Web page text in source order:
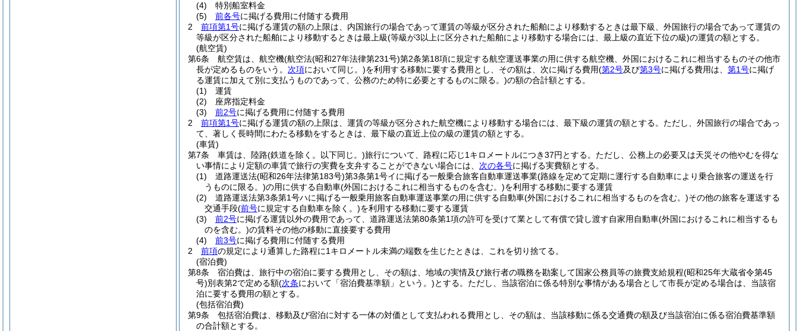
(4)
特別船室料金
(5)
前各号に掲げる費用に付随する費用
2
前項第1号に掲げる運賃の額の上限は、内国旅行の場合であって運賃の等級が区分された船舶により移動するときは最下級、外国旅行の場合であって運賃の
等級が区分された船舶により移動するときは最上級(等級が3以上に区分された船舶により移動する場合には、最上級の直近下位の級)の運賃の額とする。
(航空賃)
第6条
航空賃は、航空機(航空法(昭和27年法律第231号)第2条第18項に規定する航空運送事業の用に供する航空機、外国におけるこれに相当するものその他市
長が定めるものをいう。 次項において同じ。)を利用する移動に要する費用とし、その額は、次に掲げる費用(第2号及び第3号に掲げる費用は、 第1号に掲げ
る運賃に加えて別に支払うものであって、公務のため特に必要とするものに限る。)の額の合計額とする。
(1)
運賃
(2)
座席指定料金
(3)
前2号に掲げる費用に付随する費用
2
前項第1号に掲げる運賃の額の上限は、運賃の等級が区分された航空機により移動する場合には、最下級の運賃の額とする。 ただし、外国旅行の場合であっ
て、著しく長時間にわたる移動をするときは、最下級の直近上位の級の運賃の額とする。
(車賃)
第7条
車賃は、陸路(鉄道を除く。以下同じ。)旅行について、路程に応じ1キロメートルにつき37円とする。 ただし、公務上の必要又は天災その他やむを得な
い事情により定額の車賃で旅行の実費を支弁することができない場合には、 次の各号に掲げる実費額とする。
(1)
道路運送法(昭和26年法律第183号)第3条第1号イに掲げる一般乗合旅客自動車運送事業(路線を定めて定期に運行する自動車により乗合旅客の運送を行
うものに限る。)の用に供する自動車(外国におけるこれに相当するものを含む。)を利用する移動に要する運賃
(2)
道路運送法第3条第1号ハに掲げる一般乗用旅客自動車運送事業の用に供する自動車(外国におけるこれに相当するものを含む。)その他の旅客を運送する
交通手段(前号に規定する自動車を除く。)を利用する移動に要する運賃
(3)
前2号に掲げる運賃以外の費用であって、道路運送法第80条第1項の許可を受けて業として有償で貸し渡す自家用自動車(外国におけるこれに相当するも
のを含む。)の賃料その他の移動に直接要する費用
(4)
前3号に掲げる費用に付随する費用
2
前項の規定により通算した路程に1キロメートル未満の端数を生じたときは、これを切り捨てる。
(宿泊費)
第8条
宿泊費は、旅行中の宿泊に要する費用とし、その額は、地域の実情及び旅行者の職務を勘案して国家公務員等の旅費支給規程(昭和25年大蔵省令第45
号)別表第2で定める額(次条において「宿泊費基準額」という。)とする。 ただし、当該宿泊に係る特別な事情がある場合として市長が定める場合は、当該宿
泊に要する費用の額とする。
(包括宿泊費)
第9条
包括宿泊費は、移動及び宿泊に対する一体の対価として支払われる費用とし、その額は、当該移動に係る交通費の額及び当該宿泊に係る宿泊費基準額
の合計額とする。